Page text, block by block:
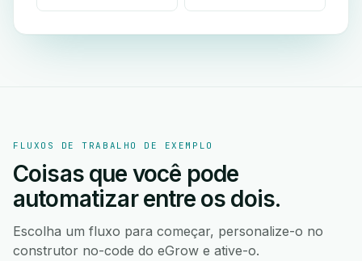
FLUXOS DE TRABALHO DE EXEMPLO
Coisas que você pode
automatizar entre os dois.
Escolha um fluxo para começar, personalize-o no
construtor no-code do eGrow e ative-o.